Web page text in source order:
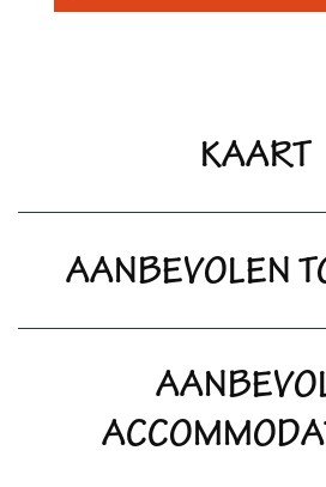
KAART
AANBEVOLEN